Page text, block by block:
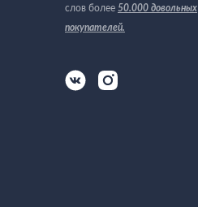
слов более 50.000 довольных
покупателей.